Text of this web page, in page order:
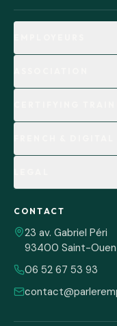
CONTACT
23 av. Gabriel Péri
93400 Saint-
06 52 67 53 93